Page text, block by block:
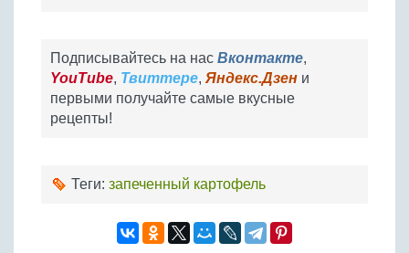
Подписывайтесь на нас Вконтакте,
YouTube, Твиттере, Яндекс.Дзен и
первыми получайте самые вкусные
рецепты!
Теги: запеченный картофель